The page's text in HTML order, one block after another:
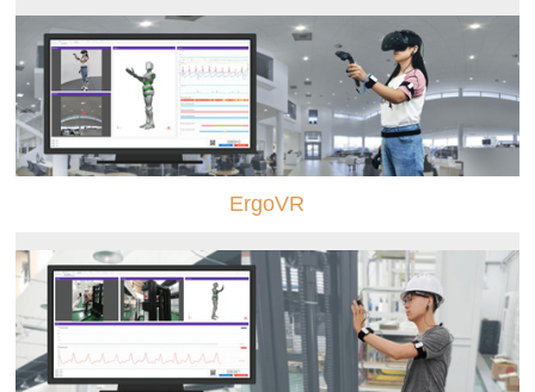
ErgoVR